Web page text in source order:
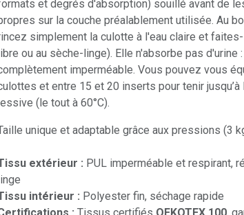
et degrés d'absorption) souillé avant de
sur la couche préalablement utilisée. Au
simplement la culotte à l'eau claire et
ou au sèche-linge). Elle n'absorbe pas d'urine
imperméable. Vous pouvez vous
et entre 15 et 20 inserts pour tenir jusqu’à
(le tout à 60°C).
unique et adaptable grâce aux pressions (3
extérieur : PUL imperméable et respirant,
intérieur : Polyester fin, séchage rapide